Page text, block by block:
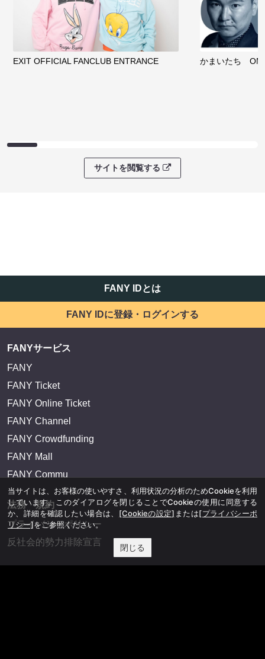
EXIT OFFICIAL FANCLUB ENTRANCE かまいたち
サイトを閲覧する
FANY IDとは
FANY IDに登録・ログインする
FANYサービス
FANY
FANY Ticket
FANY Online Ticket
FANY Channel
FANY Crowdfunding
FANY Mall
FANY Commu
法務・規約
プライバシーポリシー
反社会的勢力排除宣言
当サイトは、お客様の使いやすさ、利用状況の分析のためCookieを利用
しています。このダイアログを閉じることでCookieの使用に同意する
か、詳細を確認したい場合は、 [Cookieの設定] または[プライバシーポ
リシー]をご参照ください。
閉じる